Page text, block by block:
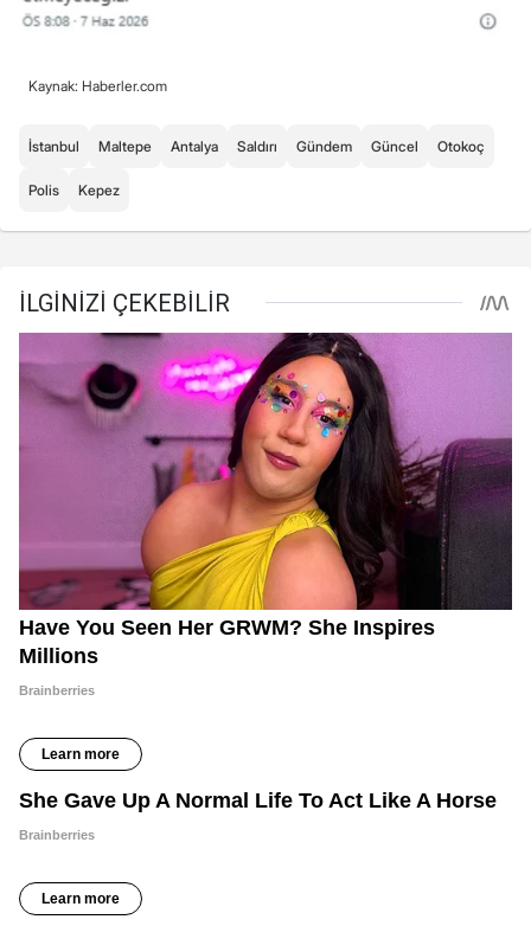
Kaynak: Haberler.com
İstanbul Maltepe Antalya Saldırı Gündem Güncel Otokoç
Polis Kepez